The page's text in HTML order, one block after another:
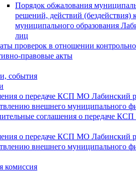
Порядок обжалования
решений, действий (бездействия)
муниципального образования
лиц
проверок в отношении
правовые акты
события
о передаче КСП МО Лабинский
внешнего муниципального
соглашения о передаче
о передаче КСП МО Лабинский
внешнего муниципального
комиссия